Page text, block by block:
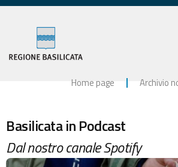
Home page Archivio
Basilicata in Podcast
Dal nostro canale Spotify